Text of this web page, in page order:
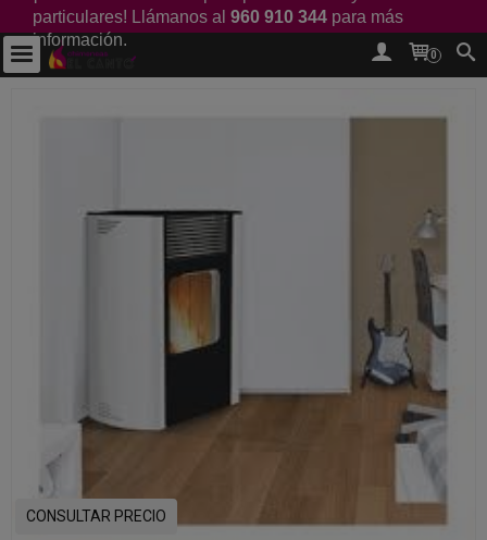
particulares! Llámanos al 960 910 344 para más
información.
0
CONSULTAR PRECIO